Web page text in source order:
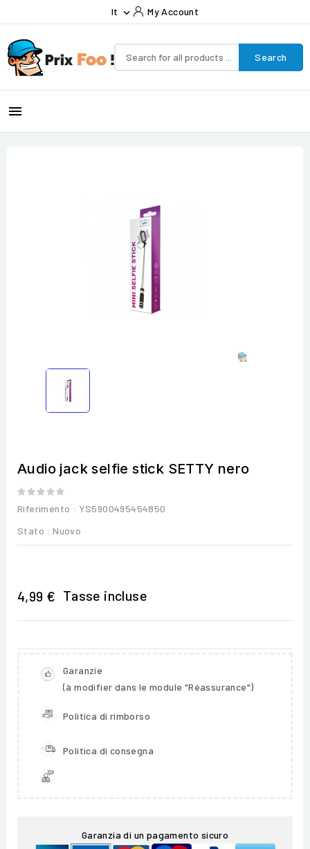
It  My Account
Search

Audio jack selfie stick SETTY nero
Riferimento : YS5900495454850
Stato : Nuovo
4,99 € Tasse incluse
Garanzie
(à modifier dans le module "Réassurance")
Politica di rimborso
Politica di consegna
Garanzia di un pagamento sicuro